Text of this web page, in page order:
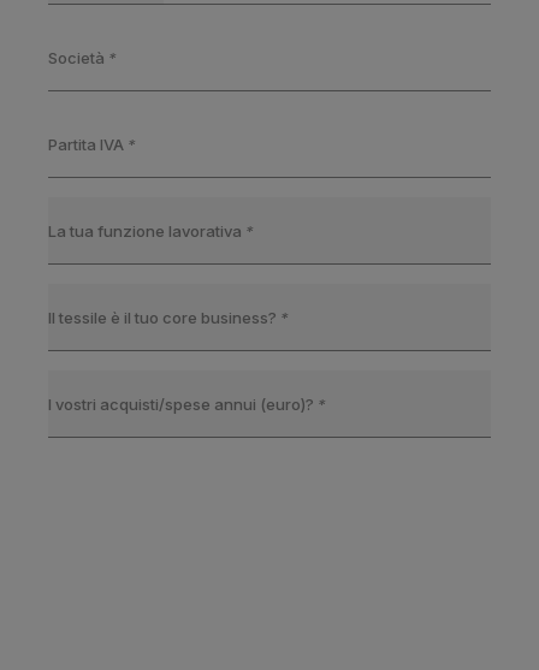
Società *
Partita IVA *
La tua funzione lavorativa *
Il tessile è il tuo core business? *
I vostri acquisti/spese annui (euro)? *